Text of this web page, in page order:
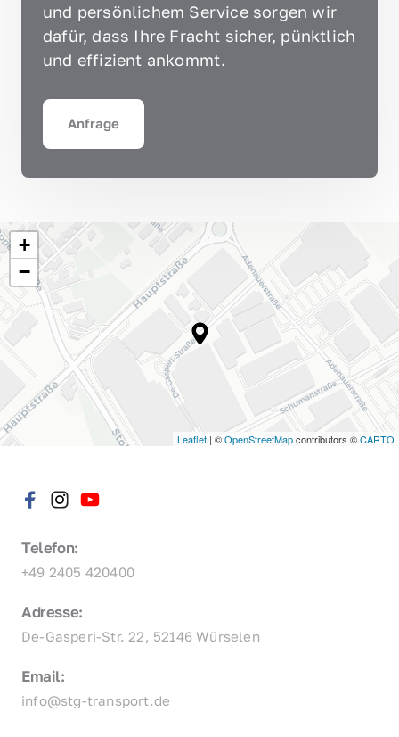
und persönlichem Service sorgen wir
dafür, dass Ihre Fracht sicher, pünktlich
und effizient ankommt.
Anfrage
+
−
Leaflet | ©OpenStreetMapcontributors ©CARTO
Telefon:
+49 2405 420400
Adresse:
De-Gasperi-Str. 22, 52146 Würselen
Email:
info@stg-transport.de